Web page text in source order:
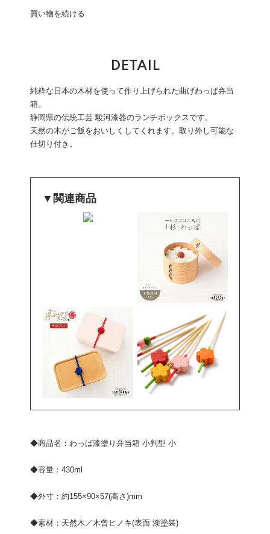
買い物を続ける
DETAIL
純粋な日本の木材を使って作り上げられた曲げわっぱ弁当
箱。
静岡県の伝統工芸 駿河漆器のランチボックスです。
天然の木がご飯をおいしくしてくれます。取り外し可能な
仕切り付き。
▼関連商品
◆商品名：わっぱ漆塗り弁当箱 小判型 小
◆容量：430ml
◆外寸：約155×90×57(高さ)mm
◆素材：天然木／木曾ヒノキ(表面 漆塗装)